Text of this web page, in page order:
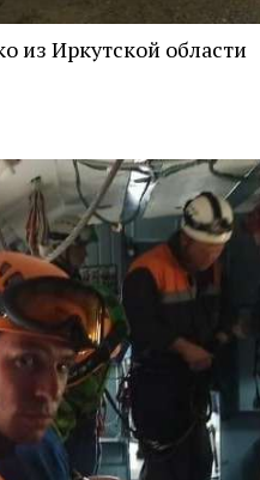
из Иркутской области